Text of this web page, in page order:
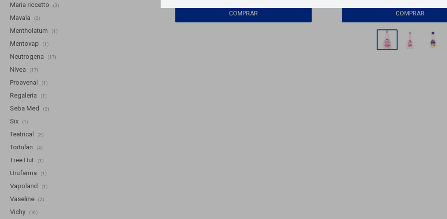
Maria riccetto (3)
Mavala (2)
Mentholatum (1)
Mentovap (1)
Neutrogena (17)
Nivea (17)
Proavenal (1)
Regalería (1)
Seba Med (2)
Six (1)
Teatrical (3)
Tortulan (4)
Tree Hut (1)
Urufarma (1)
Vapoland (1)
Vaseline (2)
Vichy (16)